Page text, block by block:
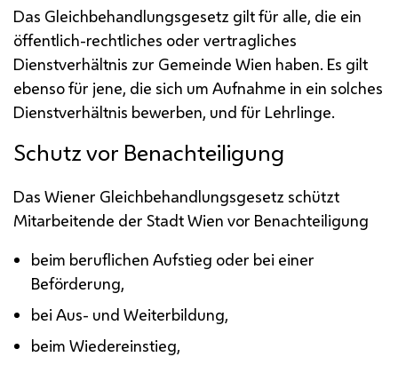
Das Gleichbehandlungsgesetz gilt für alle, die ein
öffentlich-rechtliches oder vertragliches
Dienstverhältnis zur Gemeinde Wien haben. Es gilt
ebenso für jene, die sich um Aufnahme in ein solches
Dienstverhältnis bewerben, und für Lehrlinge.
Schutz vor Benachteiligung
Das Wiener Gleichbehandlungsgesetz schützt
Mitarbeitende der Stadt Wien vor Benachteiligung
beim beruflichen Aufstieg oder bei einer
Beförderung,
bei Aus- und Weiterbildung,
beim Wiedereinstieg,